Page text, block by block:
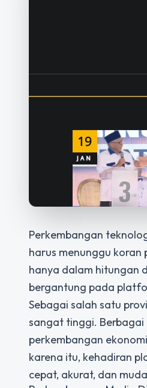
Perkembangan
harus menunggu
hanya dalam hitungan
bergantung pada
Sebagai salah satu
sangat tinggi.
perkembangan
karena itu, kehadiran
cepat, akurat, dan